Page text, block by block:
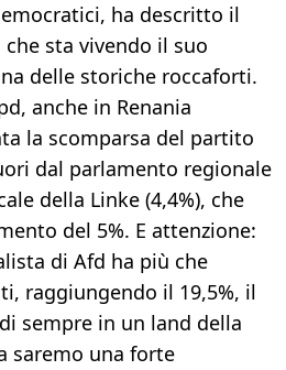
ha descritto il
sta vivendo il suo
delle storiche roccaforti.
anche in Renania
la scomparsa del partito
dal parlamento regionale
della Linke (4,4%), che
del 5%. E attenzione:
di Afd ha più che
raggiungendo il 19,5%, il
sempre in un land della
saremo una forte